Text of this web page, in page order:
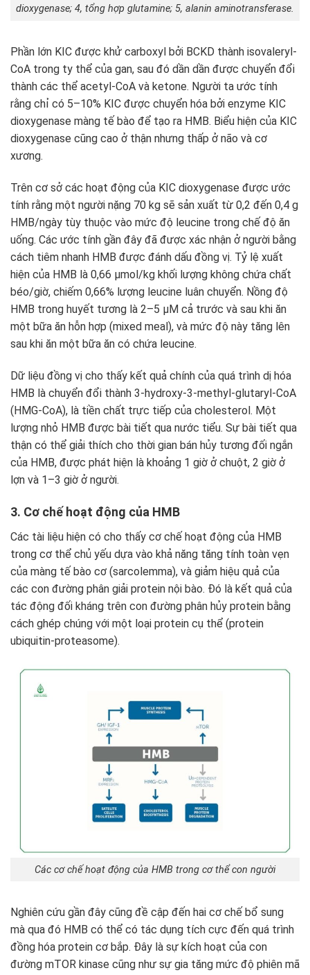
dioxygenase; 4, tổng hợp glutamine; 5, alanin aminotransferase.
Phần lớn KIC được khử carboxyl bởi BCKD thành isovaleryl-
CoA trong ty thể của gan, sau đó dần dần được chuyển đổi
thành các thể acetyl-CoA và ketone. Người ta ước tính
rằng chỉ có 5–10% KIC được chuyển hóa bởi enzyme KIC
dioxygenase màng tế bào để tạo ra HMB. Biểu hiện của KIC
dioxygenase cũng cao ở thận nhưng thấp ở não và cơ
xương.
Trên cơ sở các hoạt động của KIC dioxygenase được ước
tính rằng một người nặng 70 kg sẽ sản xuất từ ​​0,2 đến 0,4 g
HMB/ngày tùy thuộc vào mức độ leucine trong chế độ ăn
uống. Các ước tính gần đây đã được xác nhận ở người bằng
cách tiêm nhanh HMB được đánh dấu đồng vị. Tỷ lệ xuất
hiện của HMB là 0,66 μmol/kg khối lượng không chứa chất
béo/giờ, chiếm 0,66% lượng leucine luân chuyển. Nồng độ
HMB trong huyết tương là 2–5 μM cả trước và sau khi ăn
một bữa ăn hỗn hợp (mixed meal), và mức độ này tăng lên
sau khi ăn một bữa ăn có chứa leucine.
Dữ liệu đồng vị cho thấy kết quả chính của quá trình dị hóa
HMB là chuyển đổi thành 3-hydroxy-3-methyl-glutaryl-CoA
(HMG-CoA), là tiền chất trực tiếp của cholesterol. Một
lượng nhỏ HMB được bài tiết qua nước tiểu. Sự bài tiết qua
thận có thể giải thích cho thời gian bán hủy tương đối ngắn
của HMB, được phát hiện là khoảng 1 giờ ở chuột, 2 giờ ở
lợn và 1–3 giờ ở người.
3. Cơ chế hoạt động của HMB
Các tài liệu hiện có cho thấy cơ chế hoạt động của HMB
trong cơ thể chủ yếu dựa vào khả năng tăng tính toàn vẹn
của màng tế bào cơ (sarcolemma), và giảm hiệu quả của
các con đường phân giải protein nội bào. Đó là kết quả của
tác động đối kháng trên con đường phân hủy protein bằng
cách ghép chúng với một loại protein cụ thể (protein
ubiquitin-proteasome).
Các cơ chế hoạt động của HMB trong cơ thể con người
Nghiên cứu gần đây cũng đề cập đến hai cơ chế bổ sung
mà qua đó HMB có thể có tác dụng tích cực đến quá trình
đồng hóa protein cơ bắp. Đây là sự kích hoạt của con
đường mTOR kinase cũng như sự gia tăng mức độ phiên mã